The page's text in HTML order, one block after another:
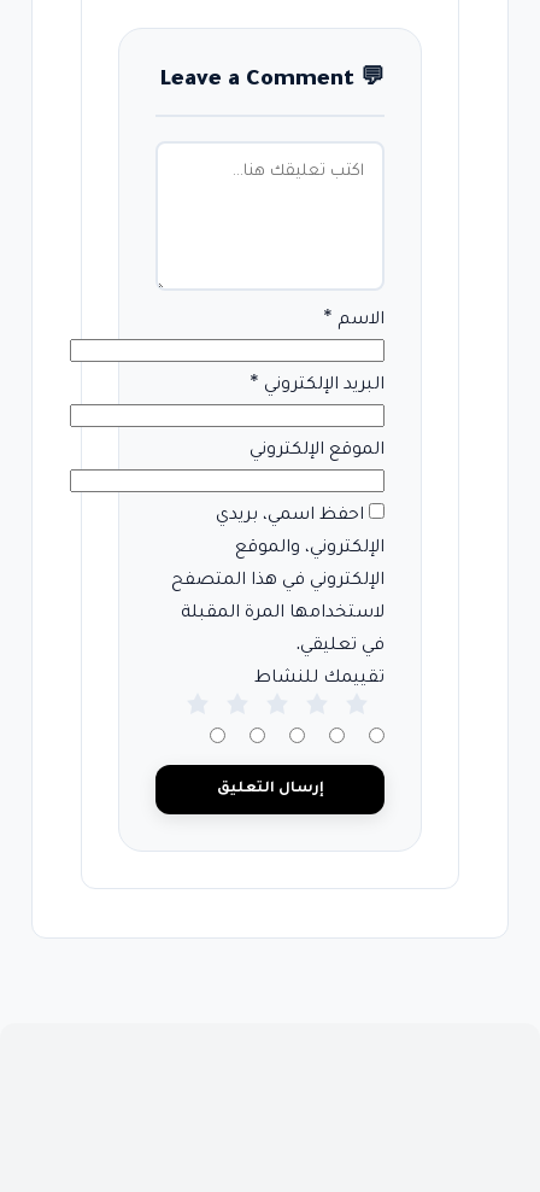
💬
Leave a Comment
الاسم *
البريد الإلكتروني *
الموقع الإلكتروني
احفظ اسمي، بريدي
الإلكتروني، والموقع
الإلكتروني في هذا المتصفح
لاستخدامها المرة المقبلة
في تعليقي.
تقييمك للنشاط